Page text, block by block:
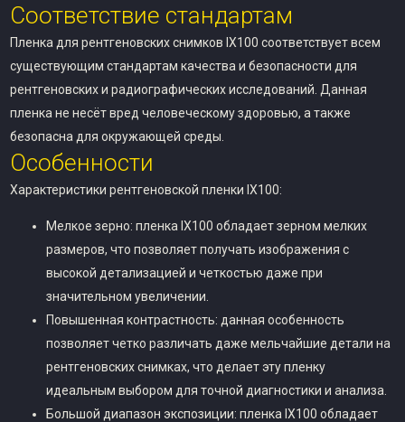
Соответствие стандартам
Пленка для рентгеновских снимков IX100 соответствует всем
существующим стандартам качества и безопасности для
рентгеновских и радиографических исследований. Данная
пленка не несёт вред человеческому здоровью, а также
безопасна для окружающей среды.
Особенности
Характеристики рентгеновской пленки IX100:
Мелкое зерно: пленка IX100 обладает зерном мелких
размеров, что позволяет получать изображения с
высокой детализацией и четкостью даже при
значительном увеличении.
Повышенная контрастность: данная особенность
позволяет четко различать даже мельчайшие детали на
рентгеновских снимках, что делает эту пленку
идеальным выбором для точной диагностики и анализа.
Большой диапазон экспозиции: пленка IX100 обладает